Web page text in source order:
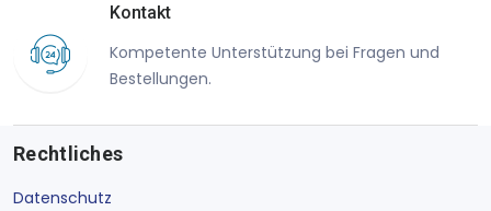
Kontakt
Kompetente Unterstützung bei Fragen und
Bestellungen.
Rechtliches
Datenschutz